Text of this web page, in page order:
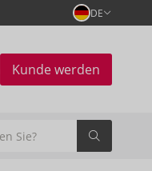
DE
Kunde werden